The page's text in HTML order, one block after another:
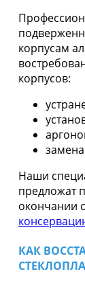
корпусам
корпусов:
Наши
предложат
окончании
КАК